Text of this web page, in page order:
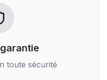
toute sécurité